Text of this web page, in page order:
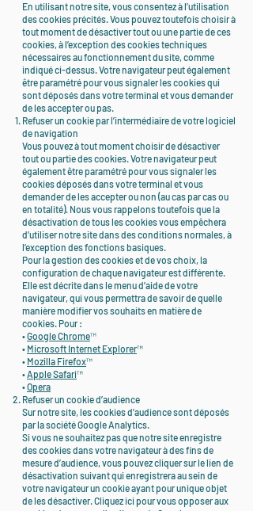
En utilisant notre site, vous consentez à l’utilisation
des cookies précités. Vous pouvez toutefois choisir à
tout moment de désactiver tout ou une partie de ces
cookies, à l’exception des cookies techniques
nécessaires au fonctionnement du site, comme
indiqué ci-dessus. Votre navigateur peut également
être paramétré pour vous signaler les cookies qui
sont déposés dans votre terminal et vous demander
de les accepter ou pas.
Refuser un cookie par l’intermédiaire de votre logiciel
de navigation
Vous pouvez à tout moment choisir de désactiver
tout ou partie des cookies. Votre navigateur peut
également être paramétré pour vous signaler les
cookies déposés dans votre terminal et vous
demander de les accepter ou non (au cas par cas ou
en totalité). Nous vous rappelons toutefois que la
désactivation de tous les cookies vous empêchera
d’utiliser notre site dans des conditions normales, à
l’exception des fonctions basiques.
Pour la gestion des cookies et de vos choix, la
configuration de chaque navigateur est différente.
Elle est décrite dans le menu d’aide de votre
navigateur, qui vous permettra de savoir de quelle
manière modifier vos souhaits en matière de
cookies. Pour :
•Google Chrome™
• Microsoft Internet Explorer™
• Mozilla Firefox™
•Apple Safari™
•Opera
Refuser un cookie d’audience
Sur notre site, les cookies d’audience sont déposés
par la société Google Analytics.
Si vous ne souhaitez pas que notre site enregistre
des cookies dans votre navigateur à des fins de
mesure d’audience, vous pouvez cliquer sur le lien de
désactivation suivant qui enregistrera au sein de
votre navigateur un cookie ayant pour unique objet
de les désactiver. Cliquez ici pour vous opposer aux